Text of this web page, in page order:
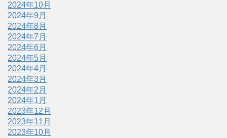
2024年10月
2024年9月
2024年8月
2024年7月
2024年6月
2024年5月
2024年4月
2024年3月
2024年2月
2024年1月
2023年12月
2023年11月
2023年10月